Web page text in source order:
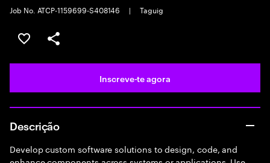
Job No. ATCP-1159699-S408146
| Taguig
Guardar oportunidade
Partilhar
Inscreve-te agora
Descrição
Develop custom software solutions to design, code, and